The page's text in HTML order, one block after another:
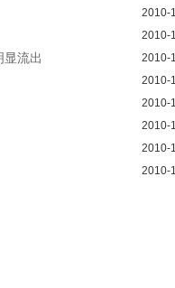
2010-
2010-
显流出 2010-
2010-
2010-
2010-
2010-
2010-